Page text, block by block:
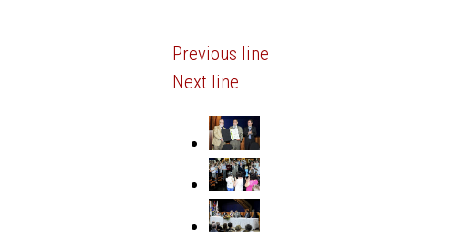
Previous line
Next line